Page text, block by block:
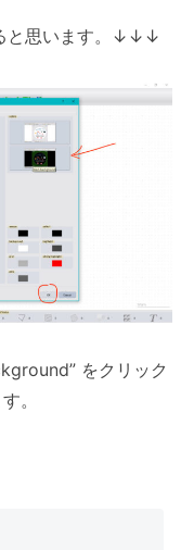
思います。 ↓ ↓ ↓
をクリック
。